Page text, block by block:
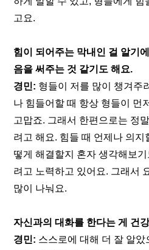
고요.
힘이 되어주는 막내인 걸 알기
음을 써주는 것 같기도 해요.
경민: 형들이 저를 많이 챙겨주
나 힘들어할 때 항상 형들이 먼
고맙죠. 그래서 한편으로는 정
려고 해요. 힘들 때 언제나 의지
떻게 해결할지 혼자 생각해보
려고 노력하고 있어요. 그래서
많이 나눠요.
자신과의 대화를 한다는 게 건
경민: 스스로에 대해 더 잘 알